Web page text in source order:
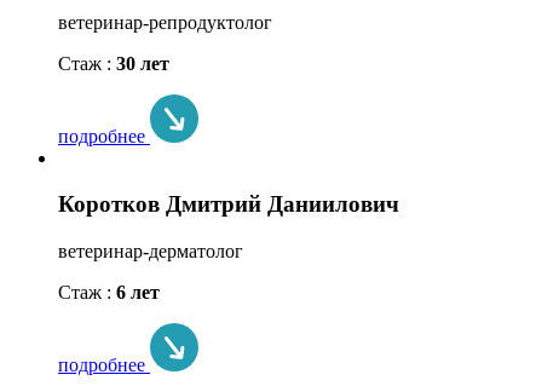
ветеринар-репродуктолог
Стаж : 30 лет
подробнее
Коротков Дмитрий Даниилович
ветеринар-дерматолог
Стаж : 6 лет
подробнее